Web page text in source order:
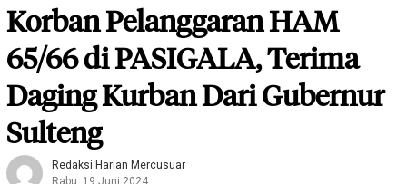
Korban Pelanggaran HAM
65/66 di PASIGALA, Terima
Daging Kurban Dari Gubernur
Sulteng
Redaksi Harian Mercusuar
Rabu, 19 Juni 2024